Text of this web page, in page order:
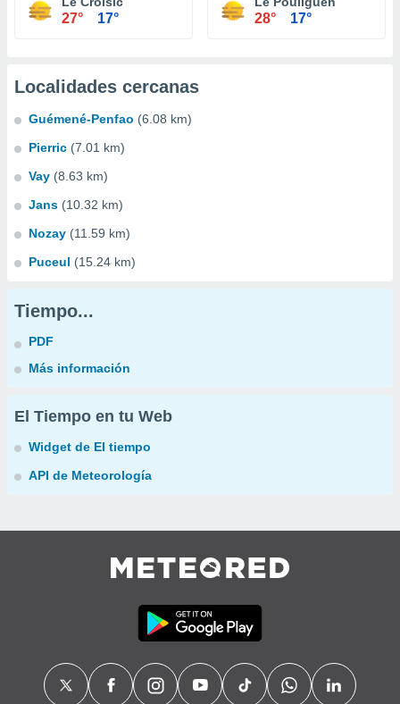
27° 17° 28° 17°
Localidades cercanas
Guémené-Penfao (6.08 km)
Pierric (7.01 km)
Vay (8.63 km)
Jans (10.32 km)
Nozay (11.59 km)
Puceul (15.24 km)
Tiempo...
PDF
Más información
El Tiempo en tu Web
Widget de El tiempo
API de Meteorología